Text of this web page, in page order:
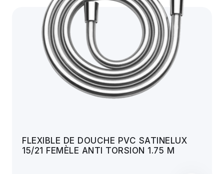
FLEXIBLE DE DOUCHE PVC SATINELUX
15/21 FEMÈLE ANTI TORSION 1.75 M